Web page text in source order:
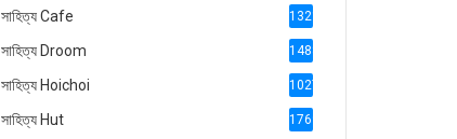
সাহিত্য Cafe 1321
সাহিত্য Droom 1488
সাহিত্য Hoichoi 1027
সাহিত্য Hut 1769